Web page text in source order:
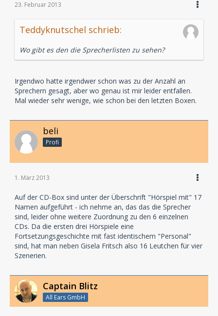
23. Februar 2013
Teddyknutschel schrieb:
Wo gibt es den die Sprecherlisten zu sehen?
Irgendwo hatte irgendwer schon was zu der Anzahl an
Sprechern gesagt, aber wo genau ist mir leider entfallen.
Mal wieder sehr wenige, wie schon bei den letzten Boxen.
beli
Profi
1. März 2013
Auf der CD-Box sind unter der Überschrift "Hörspiel mit" 17
Namen aufgeführt - ich nehme an, das das die Sprecher
sind, leider ohne weitere Zuordnung zu den 6 einzelnen
CDs. Da die ersten drei Hörspiele eine
Fortsetzungsgeschichte mit fast identischem "Personal"
sind, hat man neben Gisela Fritsch also 16 Leutchen für vier
Szenerien.
Captain Blitz
All Ears GmbH